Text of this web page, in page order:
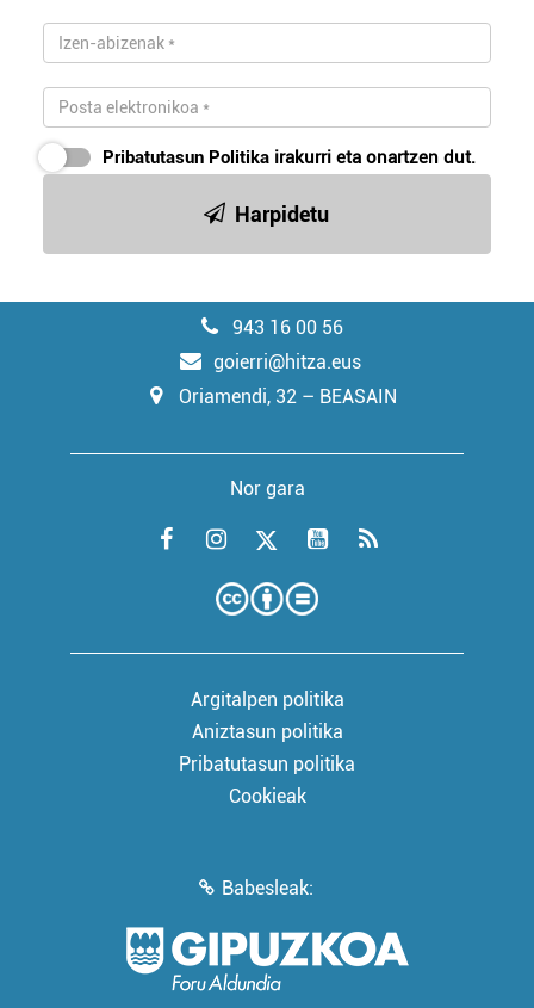
Pribatutasun Politika irakurri eta onartzen dut.
Harpidetu
943 16 00 56
goierri@hitza.eus
Oriamendi, 32 – BEASAIN
Nor gara
Argitalpen politika
Aniztasun politika
Pribatutasun politika
Cookieak
Babesleak: